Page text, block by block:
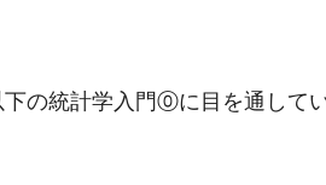
の統計学入門⓪に目を通して